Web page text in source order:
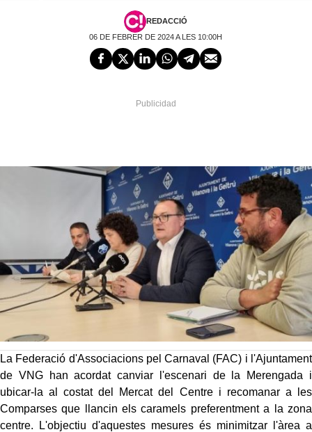
REDACCIÓ
06 DE FEBRER DE 2024 A LES 10:00H
La Federació d'Associacions pel Carnaval (FAC) i l'Ajuntament
de VNG han acordat canviar l'escenari de la Merengada i
ubicar-la al costat del Mercat del Centre i recomanar a les
Comparses que llancin els caramels preferentment a la zona
centre. L'objectiu d'aquestes mesures és minimitzar l'àrea a